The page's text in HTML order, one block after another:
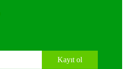
Kayıt ol